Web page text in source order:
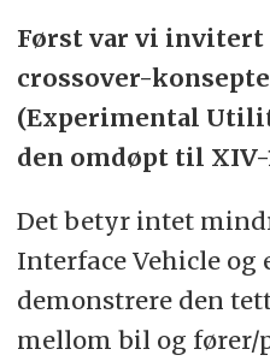
Først var vi invitert
crossover-
(Experimental
den omdøpt til XIV-
Det betyr intet
Interface Vehicle og
demonstrere den
mellom bil og fører/